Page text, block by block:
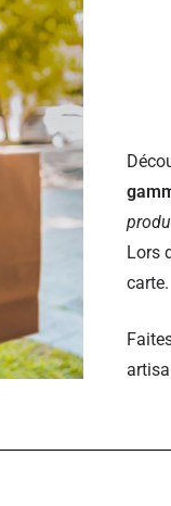
Lors
carte.